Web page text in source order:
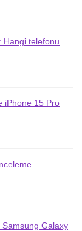
Hangi telefonu
iPhone 15 Pro
Galaxy